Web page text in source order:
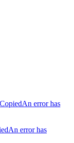
CopiedAn error has
An error has